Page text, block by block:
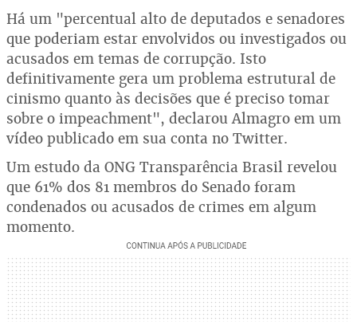
Há um "percentual alto de deputados e senadores
que poderiam estar envolvidos ou investigados ou
acusados em temas de corrupção. Isto
definitivamente gera um problema estrutural de
cinismo quanto às decisões que é preciso tomar
sobre o impeachment", declarou Almagro em um
vídeo publicado em sua conta no Twitter.
Um estudo da ONG Transparência Brasil revelou
que 61% dos 81 membros do Senado foram
condenados ou acusados de crimes em algum
momento.